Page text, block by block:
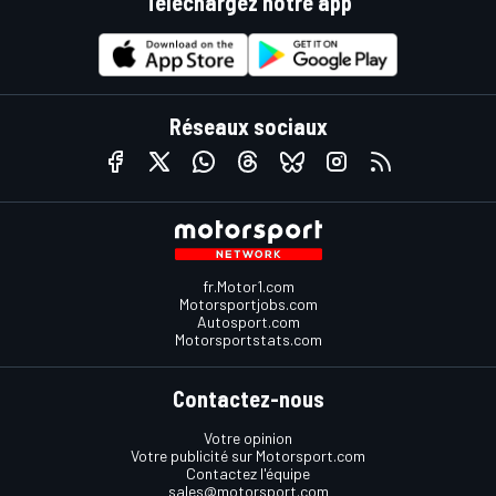
Réseaux sociaux
fr.Motor1.com
Motorsportjobs.com
Autosport.com
Motorsportstats.com
Contactez-nous
Votre opinion
Votre publicité sur Motorsport.com
Contactez l'équipe
sales@motorsport.com